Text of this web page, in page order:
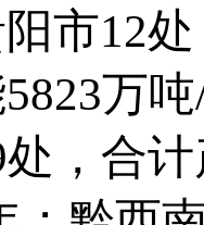
12处
万
，合